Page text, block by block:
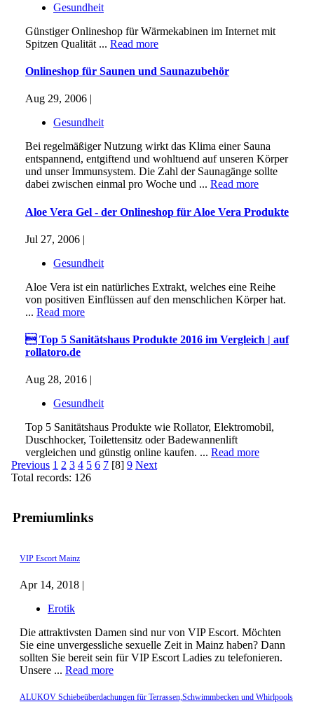
Premiumlinks
VIP Escort Mainz
Apr 14, 2018 |
Erotik
Die attraktivsten Damen sind nur von VIP Escort. Möchten
Sie eine unvergessliche sexuelle Zeit in Mainz haben? Dann
sollten Sie bereit sein für VIP Escort Ladies zu telefonieren.
Unsere ... Read more
ALUKOV Schiebeüberdachungen für Terrassen,Schwimmbecken und Whirlpools
Gesundheit
Günstiger Onlineshop für Wärmekabinen im Internet mit
Spitzen Qualität ... Read more
Onlineshop für Saunen und Saunazubehör
Aug 29, 2006 |
Gesundheit
Bei regelmäßiger Nutzung wirkt das Klima einer Sauna
entspannend, entgiftend und wohltuend auf unseren Körper
und unser Immunsystem. Die Zahl der Saunagänge sollte
dabei zwischen einmal pro Woche und ... Read more
Aloe Vera Gel - der Onlineshop für Aloe Vera Produkte
Jul 27, 2006 |
Gesundheit
Aloe Vera ist ein natürliches Extrakt, welches eine Reihe
von positiven Einflüssen auf den menschlichen Körper hat.
... Read more
 Top 5 Sanitätshaus Produkte 2016 im Vergleich | auf
rollatoro.de
Aug 28, 2016 |
Gesundheit
Top 5 Sanitätshaus Produkte wie Rollator, Elektromobil,
Duschhocker, Toilettensitz oder Badewannenlift
vergleichen und günstig online kaufen. ... Read more
Previous 1 2 3 4 5 6 7 [8] 9 Next
Total records: 126